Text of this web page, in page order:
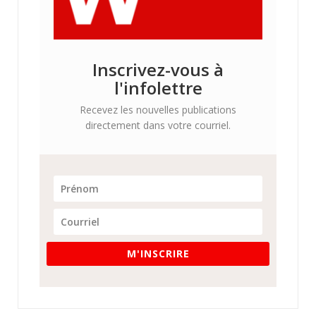
Inscrivez-vous à
l'infolettre
Recevez les nouvelles publications
directement dans votre courriel.
M'INSCRIRE